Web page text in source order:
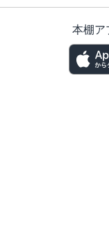
本棚ア